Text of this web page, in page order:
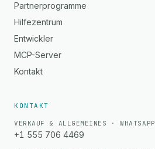
Partnerprogramme
Hilfezentrum
Entwickler
MCP-Server
Kontakt
KONTAKT
VERKAUF & ALLGEMEINES · WHATSAPP
+1 555 706 4469